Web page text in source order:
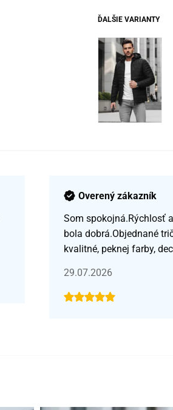
ĎALŠIE VARIANTY
Overený zákazník
Som spokojná.Rýchlosť
bola dobrá.Objednané
kvalitné, peknej farby,
29.07.2026